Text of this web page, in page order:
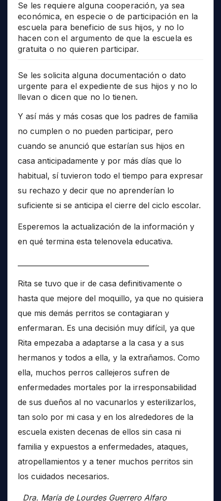
Se les requiere alguna cooperación, ya sea
económica, en especie o de participación en la
escuela para beneficio de sus hijos, y no lo
hacen con el argumento de que la escuela es
gratuita o no quieren participar.
Se les solicita alguna documentación o dato
urgente para el expediente de sus hijos y no lo
llevan o dicen que no lo tienen.
Y así más y más cosas que los padres de familia
no cumplen o no pueden participar, pero
cuando se anunció que estarían sus hijos en
casa anticipadamente y por más días que lo
habitual, sí tuvieron todo el tiempo para expresar
su rechazo y decir que no aprenderían lo
suficiente si se anticipa el cierre del ciclo escolar.
Esperemos la actualización de la información y
en qué termina esta telenovela educativa.
Rita se tuvo que ir de casa definitivamente o
hasta que mejore del moquillo, ya que no quisiera
que mis demás perritos se contagiaran y
enfermaran. Es una decisión muy difícil, ya que
Rita empezaba a adaptarse a la casa y a sus
hermanos y todos a ella, y la extrañamos. Como
ella, muchos perros callejeros sufren de
enfermedades mortales por la irresponsabilidad
de sus dueños al no vacunarlos y esterilizarlos,
tan solo por mi casa y en los alrededores de la
escuela existen decenas de ellos sin casa ni
familia y expuestos a enfermedades, ataques,
atropellamientos y a tener muchos perritos sin
los cuidados necesarios.
Dra. María de Lourdes Guerrero Alfaro